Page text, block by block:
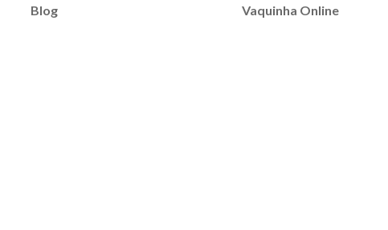
Blog
Vaquinha Online